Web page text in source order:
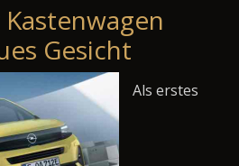
Gesicht
Als erstes